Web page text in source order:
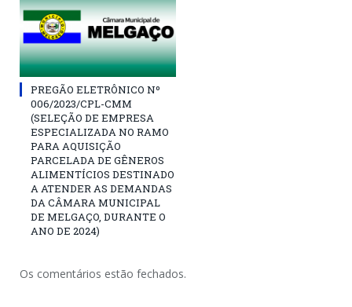
PREGÃO ELETRÔNICO Nº
006/2023/CPL-CMM
(SELEÇÃO DE EMPRESA
ESPECIALIZADA NO RAMO
PARA AQUISIÇÃO
PARCELADA DE GÊNEROS
ALIMENTÍCIOS DESTINADO
A ATENDER AS DEMANDAS
DA CÂMARA MUNICIPAL
DE MELGAÇO, DURANTE O
ANO DE 2024)
Os comentários estão fechados.